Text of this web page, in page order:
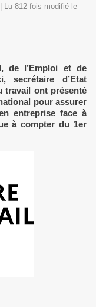
Lu 812 fois modifié le
de l’Emploi et de
secrétaire d’Etat
travail ont présenté
pour assurer
entreprise face à
à compter du 1er